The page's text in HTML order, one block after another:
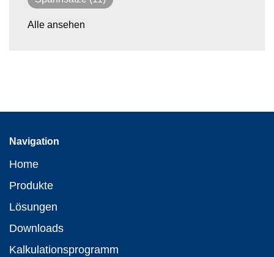
Alle ansehen
Navigation
Home
Produkte
Lösungen
Downloads
Kalkulationsprogramm